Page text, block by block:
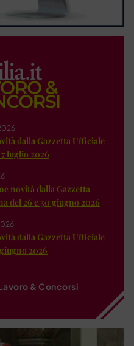
dalla Gazzetta Ufficiale
luglio 2026
novità dalla Gazzetta
del 26 e 30 giugno 2026
dalla Gazzetta Ufficiale
2026
& Concorsi